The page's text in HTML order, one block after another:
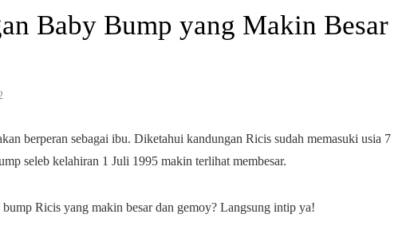
Baby Bump yang Makin Besar
berperan sebagai ibu. Diketahui kandungan Ricis sudah memasuki usia 7
seleb kelahiran 1 Juli 1995 makin terlihat membesar.
bump Ricis yang makin besar dan gemoy? Langsung intip ya!